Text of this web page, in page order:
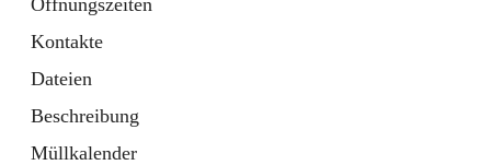
Öffnungszeiten
Kontakte
Dateien
Beschreibung
Müllkalender
Soziales
1 Schnellzugriff